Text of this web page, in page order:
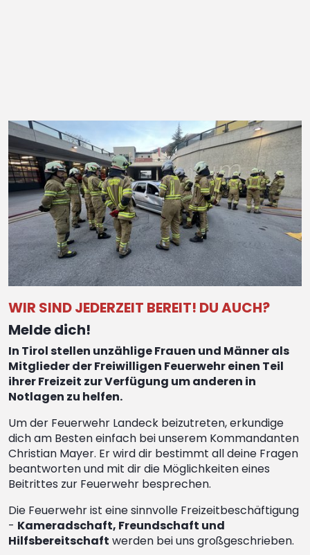
WIR SIND JEDERZEIT BEREIT! DU AUCH?
Melde dich!
In Tirol stellen unzählige Frauen und Männer als
Mitglieder der Freiwilligen Feuerwehr einen Teil
ihrer Freizeit zur Verfügung um anderen in
Notlagen zu helfen.
Um der Feuerwehr Landeck beizutreten, erkundige
dich am Besten einfach bei unserem Kommandanten
Christian Mayer. Er wird dir bestimmt all deine Fragen
beantworten und mit dir die Möglichkeiten eines
Beitrittes zur Feuerwehr besprechen.
Die Feuerwehr ist eine sinnvolle Freizeitbeschäftigung
- Kameradschaft, Freundschaft und
Hilfsbereitschaft werden bei uns großgeschrieben.